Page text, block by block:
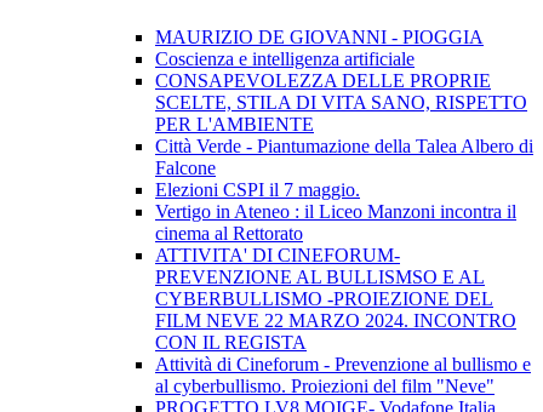
MAURIZIO DE GIOVANNI - PIOGGIA
Coscienza e intelligenza artificiale
CONSAPEVOLEZZA DELLE PROPRIE
SCELTE, STILA DI VITA SANO, RISPETTO
PER L'AMBIENTE
Città Verde - Piantumazione della Talea Albero di
Falcone
Elezioni CSPI il 7 maggio.
Vertigo in Ateneo : il Liceo Manzoni incontra il
cinema al Rettorato
ATTIVITA' DI CINEFORUM-
PREVENZIONE AL BULLISMSO E AL
CYBERBULLISMO -PROIEZIONE DEL
FILM NEVE 22 MARZO 2024. INCONTRO
CON IL REGISTA
Attività di Cineforum - Prevenzione al bullismo e
al cyberbullismo. Proiezioni del film "Neve"